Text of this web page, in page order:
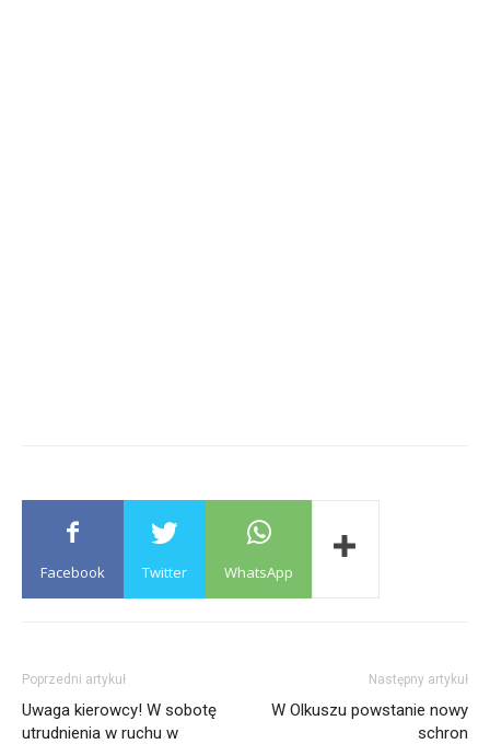
Facebook Twitter WhatsApp
Poprzedni artykuł
Uwaga kierowcy! W sobotę
utrudnienia w ruchu w
Następny artykuł
W Olkuszu powstanie nowy
schron